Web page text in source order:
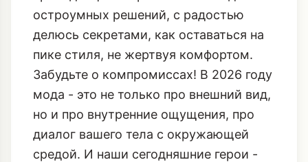
остроумных решений, с радостью
делюсь секретами, как оставаться на
пике стиля, не жертвуя комфортом.
Забудьте о компромиссах! В 2026 году
мода - это не только про внешний вид,
но и про внутренние ощущения, про
диалог вашего тела с окружающей
средой. И наши сегодняшние герои -